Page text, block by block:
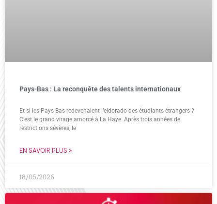
Pays-Bas : La reconquête des talents internationaux
Et si les Pays-Bas redevenaient l’eldorado des étudiants étrangers ?
C’est le grand virage amorcé à La Haye. Après trois années de
restrictions sévères, le
EN SAVOIR PLUS »
18/05/2026